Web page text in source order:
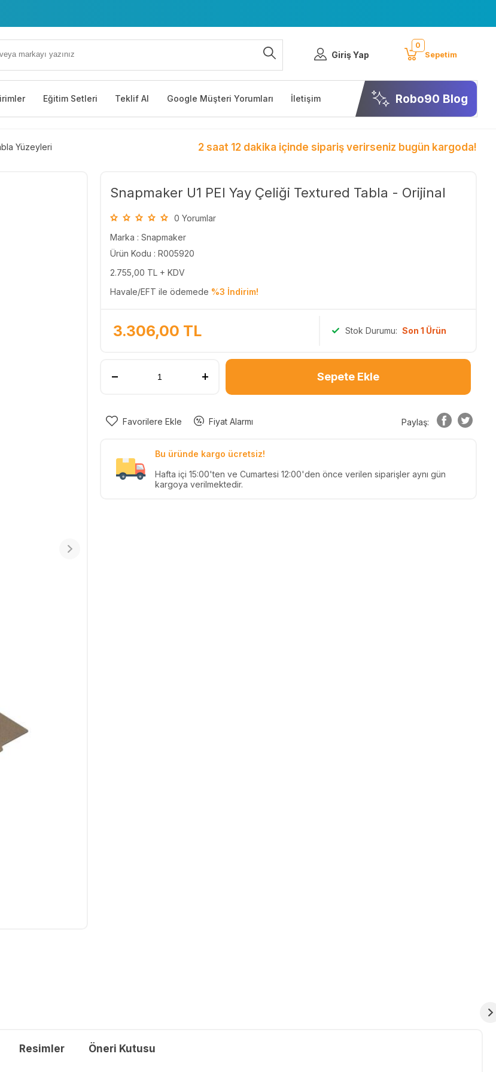
Giriş Yap
0
Sepetim
Eğitim Setleri Teklif Al Google Müşteri Yorumları İletişim Robo90 Blog
Yüzeyleri 2 saat 12 dakika içinde sipariş verirseniz bugün kargoda!
Snapmaker U1 PEI Yay Çeliği Textured Tabla - Orijinal
0 Yorumlar
Marka : Snapmaker
Ürün Kodu : R005920
2.755,00 TL + KDV
Havale/EFT ile ödemede %3 İndirim!
3.306,00 TL Stok Durumu:Son 1 Ürün
Sepete Ekle
Favorilere Ekle Fiyat Alarmı Paylaş:
Bu üründe kargo ücretsiz!
Hafta içi 15:00'ten ve Cumartesi 12:00'den önce verilen siparişler aynı gün
kargoya verilmektedir.
Resimler Öneri Kutusu